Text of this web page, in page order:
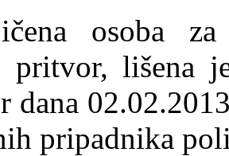
osoba
pritvor, lišena
dana
pripadnika